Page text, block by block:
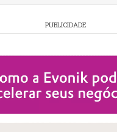
PUBLICIDADE